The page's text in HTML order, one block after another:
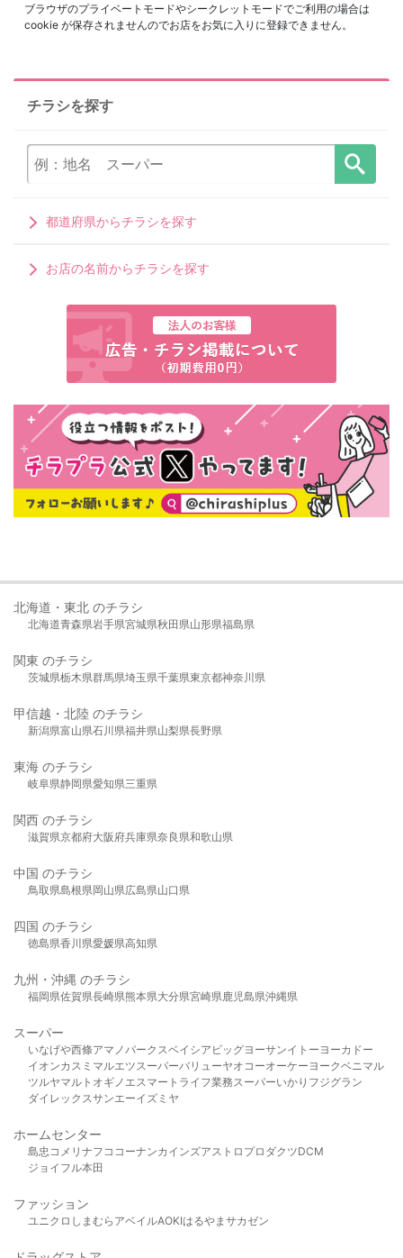
ブラウザのプライベートモードやシークレットモードでご利用の場合は
cookie が保存されませんのでお店をお気に入りに登録できません。
チラシを探す
都道府県からチラシを探す
お店の名前からチラシを探す
北海道・東北 のチラシ
北海道青森県岩手県宮城県秋田県山形県福島県
関東 のチラシ
茨城県栃木県群馬県埼玉県千葉県東京都神奈川県
甲信越・北陸 のチラシ
新潟県富山県石川県福井県山梨県長野県
東海 のチラシ
岐阜県静岡県愛知県三重県
関西 のチラシ
滋賀県京都府大阪府兵庫県奈良県和歌山県
中国 のチラシ
鳥取県島根県岡山県広島県山口県
四国 のチラシ
徳島県香川県愛媛県高知県
九州・沖縄 のチラシ
福岡県佐賀県長崎県熊本県大分県宮崎県鹿児島県沖縄県
スーパー
いなげや西條アマノパークスベイシア ビッグヨーサンイトーヨーカドー
イオンカスミ マルエツスーパーバリューヤオコーオーケー ヨークベニマル
ツルヤマルト オギノ エスマート ライフ業務スーパーいかり フジグラン
ダイレックスサンエーイズミヤ
ホームセンター
島忠 コメリ ナフコ コーナンカインズアストロプロダクツDCM
ジョイフル本田
ファッション
ユニクロ しまむら アベイルAOKIはるやま サカゼン